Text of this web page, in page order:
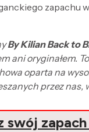
zapachu
By Kilian Back to
ani oryginałem.
oparta na
przez nas,
swój